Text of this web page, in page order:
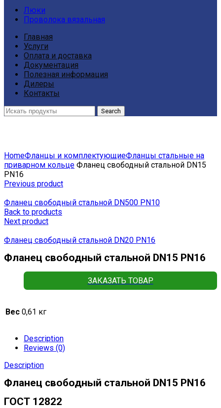
Люки
Проволока вязальная
Главная
Услуги
Оплата и доставка
Документация
Полезная информация
Дилеры
Контакты
Search
HomeФланцы и комплектующиеФланцы стальные на
приварном кольце Фланец свободный стальной DN15
РN16
Previous product
Фланец свободный стальной DN500 РN10
Back to products
Next product
Фланец свободный стальной DN20 РN16
Фланец свободный стальной DN15 РN16
ЗАКАЗАТЬ ТОВАР
Вес 0,61 кг
Description
Reviews (0)
Description
Фланец свободный стальной DN15 РN16
ГОСТ 12822